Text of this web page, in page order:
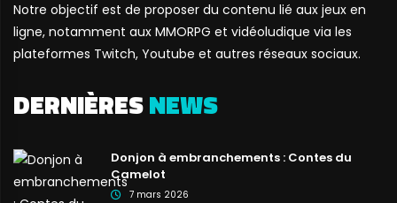
Notre objectif est de proposer du contenu lié aux jeux en
ligne, notamment aux MMORPG et vidéoludique via les
plateformes Twitch, Youtube et autres réseaux sociaux.
DERNIÈRESNEWS
Donjon à embranchements : Contes du
Camelot
7 mars 2026